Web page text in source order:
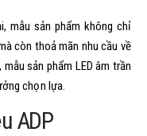
mẫu sản phẩm không chỉ
còn thoả mãn nhu cầu về
sản phẩm LED âm trần
chọn lựa.
ADP